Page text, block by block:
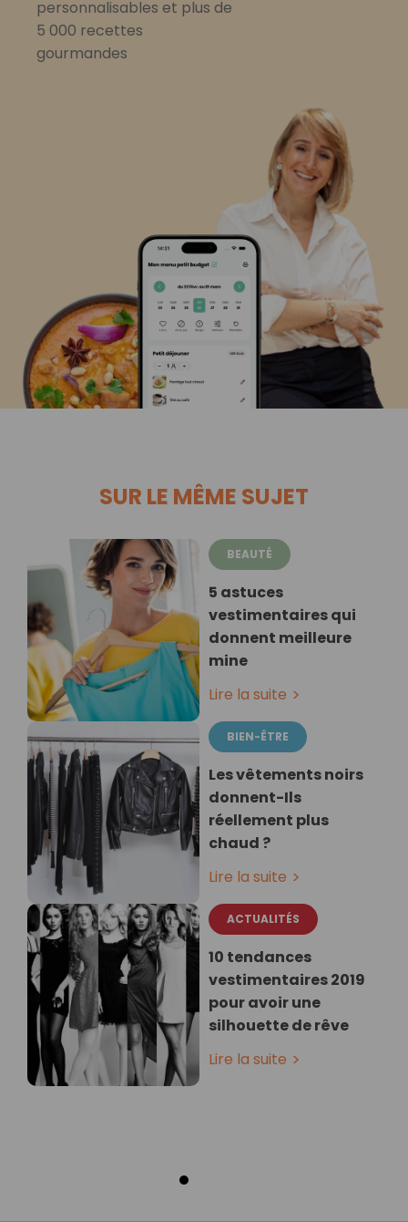
personnalisables et plus de
5 000 recettes
gourmandes
SUR LE MÊME SUJET
BEAUTÉ
5 astuces
vestimentaires qui
donnent meilleure
mine
Lire la suite
BIEN-ÊTRE
Les vêtements noirs
donnent-Ils
réellement plus
chaud ?
Lire la suite
ACTUALITÉS
10 tendances
vestimentaires 2019
pour avoir une
silhouette de rêve
Lire la suite